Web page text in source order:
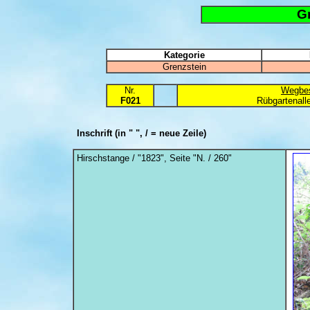
Kategorie
Grenzstein
Nr.
F021
Inschrift(in " ", / = neue Zeile)
Hirschstange / "1823", Seite "N. / 260"